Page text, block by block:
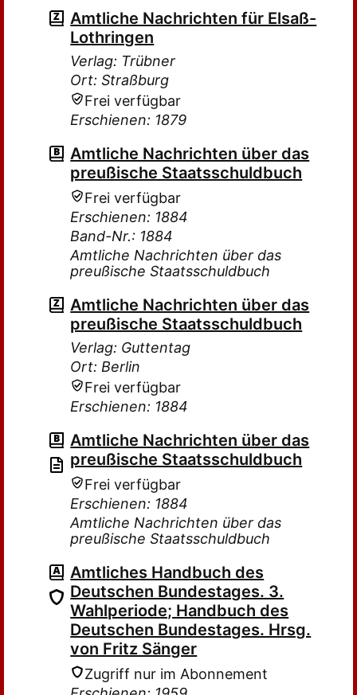
Amtliche Nachrichten für Elsaß-
Lothringen
Verlag: Trübner
Ort: Straßburg
Frei verfügbar
Erschienen: 1879
Amtliche Nachrichten über das
preußische Staatsschuldbuch
Frei verfügbar
Erschienen: 1884
Band-Nr.: 1884
Amtliche Nachrichten über das
preußische Staatsschuldbuch
Amtliche Nachrichten über das
preußische Staatsschuldbuch
Verlag: Guttentag
Ort: Berlin
Frei verfügbar
Erschienen: 1884
Amtliche Nachrichten über das
preußische Staatsschuldbuch
Frei verfügbar
Erschienen: 1884
Amtliche Nachrichten über das
preußische Staatsschuldbuch
Amtliches Handbuch des
Deutschen Bundestages. 3.
Wahlperiode; Handbuch des
Deutschen Bundestages. Hrsg.
von Fritz Sänger
Zugriff nur im Abonnement